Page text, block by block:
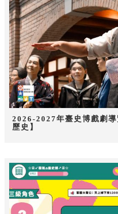
2026-2027年臺史博戲劇
歷史】